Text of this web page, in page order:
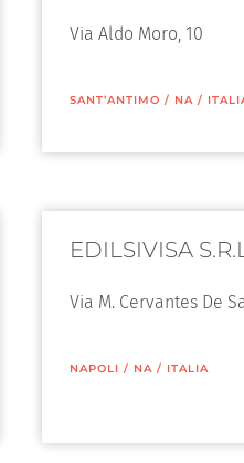
Via Aldo Moro, 10
SANT’ANTIMO / NA /
EDILSIVISA
Via M. Cervantes De
NAPOLI / NA / ITALIA